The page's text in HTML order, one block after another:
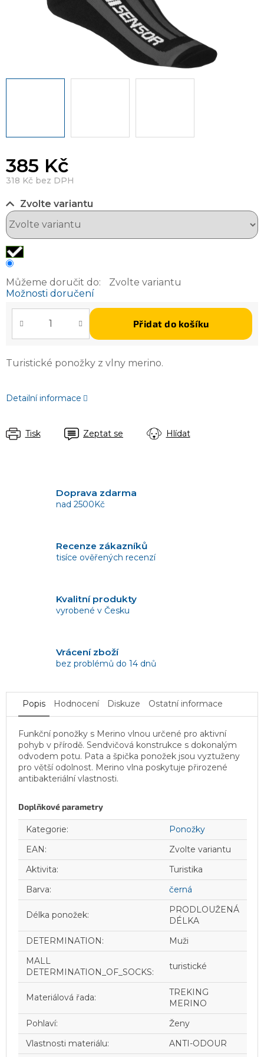
385 Kč
318 Kč bez DPH
Zvolte variantu
Můžeme doručit do:
Zvolte variantu
Možnosti doručení
Přidat do košíku
Turistické ponožky z vlny merino.
Detailní informace
Tisk Zeptat se Hlídat
Doprava zdarma
nad 2500Kč
Recenze zákazníků
tisíce ověřených recenzí
Kvalitní produkty
vyrobené v Česku
Vrácení zboží
bez problémů do 14 dnů
Popis Hodnocení Diskuze Ostatní informace
Funkční ponožky s Merino vlnou určené pro aktivní
pohyb v přírodě. Sendvičová konstrukce s dokonalým
odvodem potu. Pata a špička ponožek jsou vyztuženy
pro větší odolnost. Merino vlna poskytuje přirozené
antibakteriální vlastnosti.
Doplňkové parametry
Kategorie:
Ponožky
EAN:
Zvolte variantu
Aktivita:
Turistika
Barva: černá
Délka ponožek:
PRODLOUŽENÁ
DÉLKA
DETERMINATION:
Muži
MALL
DETERMINATION_OF_SOCKS:
turistické
Materiálová řada:
TREKING
MERINO
Pohlaví:
Ženy
Vlastnosti materiálu:
ANTI-ODOUR